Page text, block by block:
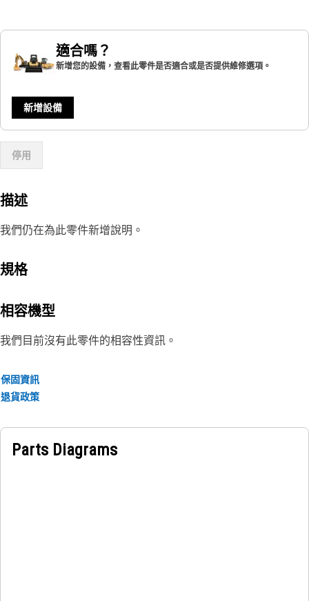
適合嗎？
新增您的設備，查看此零件是否適合或是否提供維修選項。
新增設備
停用
描述
我們仍在為此零件新增說明。
規格
相容機型
我們目前沒有此零件的相容性資訊。
保固資訊
退貨政策
Parts Diagrams